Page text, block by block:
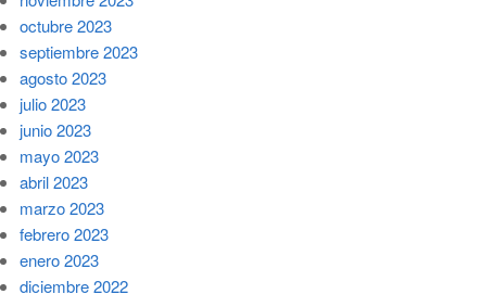
octubre 2023
septiembre 2023
agosto 2023
julio 2023
junio 2023
mayo 2023
abril 2023
marzo 2023
febrero 2023
enero 2023
diciembre 2022